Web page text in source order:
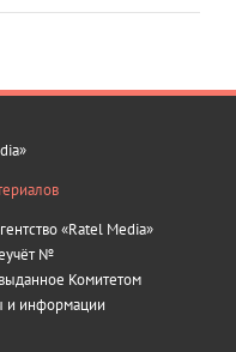
«Ratel Media»
№
Комитетом
и информации